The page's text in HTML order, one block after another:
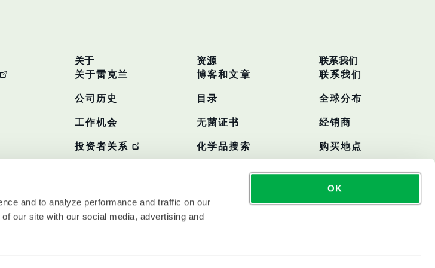
and to analyze performance and traffic on our
our site with our social media, advertising and
OK
关于
关于雷克兰
公司历史
工作机会
投资者关系
资源
博客和文章
目录
无菌证书
化学品搜索
联系我们
联系我们
全球分布
经销商
购买地点